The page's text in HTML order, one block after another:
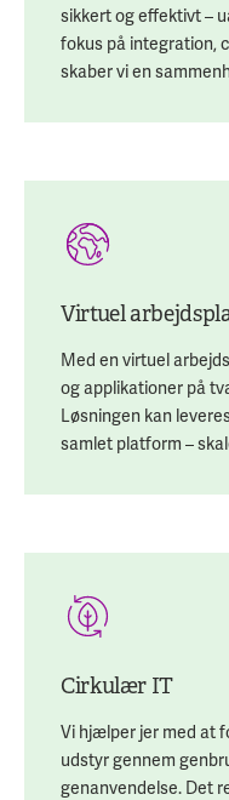
sikkert og effektivt –
fokus på integration,
skaber vi en
Virtuel
Med en virtuel
og applikationer på
Løsningen kan
samlet platform –
Cirkulær IT
Vi hjælper jer med at
udstyr gennem
genanvendelse. Det